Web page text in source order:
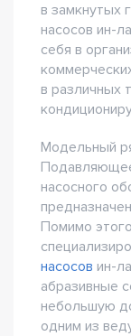
в замкнутых
насосов ин-
себя в
в различных
Модельный
насосного
Помимо
насосов ин-
абразивные
небольшую
одним из